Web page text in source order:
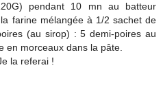
pendant 10 mn au batteur
farine mélangée à 1/2 sachet de
(au sirop) : 5 demi-poires au
en morceaux dans la pâte.
la referai !